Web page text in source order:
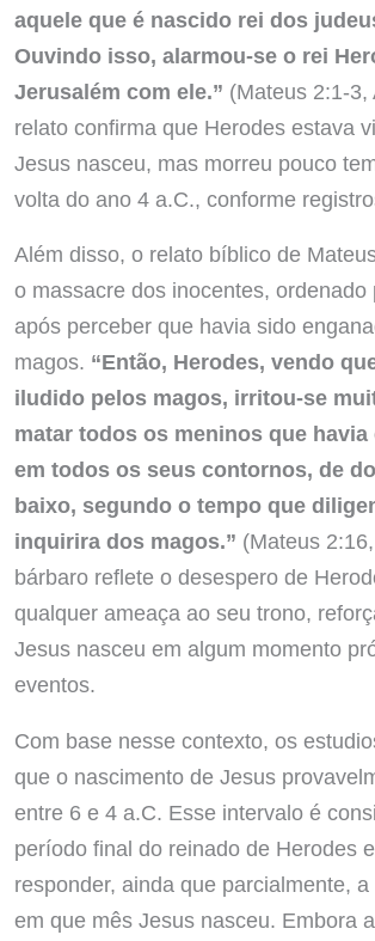
aquele que é nascido rei dos
Ouvindo isso, alarmou-se o rei
Jerusalém com ele.” (Mateus 2:1-3,
relato confirma que Herodes estava
Jesus nasceu, mas morreu pouco
volta do ano 4 a.C., conforme
Além disso, o relato bíblico de
o massacre dos inocentes, ordenado
após perceber que havia sido
magos. “Então, Herodes, vendo
iludido pelos magos, irritou-se
matar todos os meninos que havia
em todos os seus contornos, de
baixo, segundo o tempo que
inquirira dos magos.” (Mateus
bárbaro reflete o desespero de
qualquer ameaça ao seu trono,
Jesus nasceu em algum momento
eventos.
Com base nesse contexto, os
que o nascimento de Jesus
entre 6 e 4 a.C. Esse intervalo é
período final do reinado de Herodes
responder, ainda que parcialmente,
em que mês Jesus nasceu. Embora